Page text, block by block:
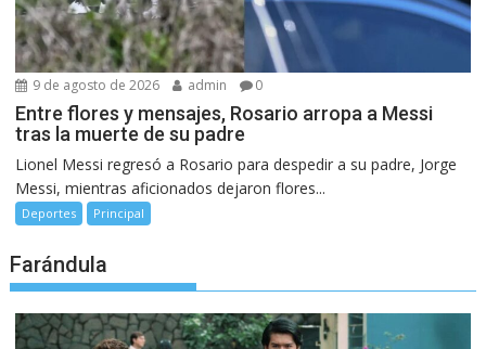
9 de agosto de 2026 admin 0
Entre flores y mensajes, Rosario arropa a Messi
tras la muerte de su padre
Lionel Messi regresó a Rosario para despedir a su padre, Jorge
Messi, mientras aficionados dejaron flores...
Deportes Principal
Farándula